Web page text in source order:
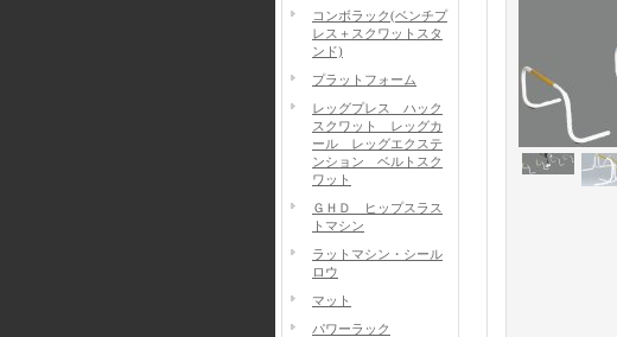
コンボラック(ベンチプ
レス＋スクワットスタ
ンド)
プラットフォーム
レッグプレス ハック
スクワット レッグカ
ール レッグエクステ
ンション ベルトスク
ワット
ＧＨＤ ヒップスラス
トマシン
ラットマシン・シール
ロウ
マット
パワーラック